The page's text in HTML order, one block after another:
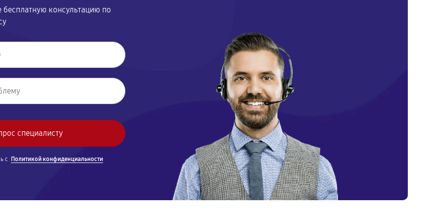
от 90 мин
от 80 мин
от 60 мин Заказать
от 30 мин Заказать
бесплатную консультацию по
с Политикой конфиденциальности